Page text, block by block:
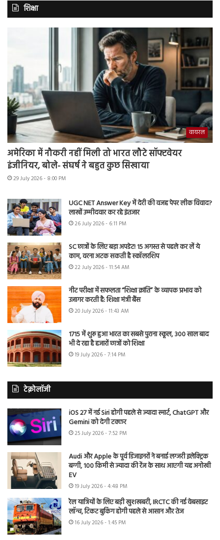
शिक्षा
वायरल
अमेरिका में नौकरी नहीं मिली तो भारत लौटे सॉफ्टवेयर
इंजीनियर, बोले- संघर्ष ने बहुत कुछ सिखाया
29 July 2026 - 8:00 PM
UGC NET Answer Key में देरी की वजह पेपर लीक विवाद?
लाखों उम्मीदवार कर रहे इंतजार
26 July 2026 - 6:11 PM
SC छात्रों के लिए बड़ा अपडेट! 15 अगस्त से पहले कर लें ये
काम, वरना अटक सकती है स्कॉलरशिप
22 July 2026 - 11:54 AM
नीट परीक्षा में सफलता “शिक्षा क्रांति” के व्यापक प्रभाव को
उजागर करती है: शिक्षा मंत्री बैंस
20 July 2026 - 11:43 AM
1715 में शुरू हुआ भारत का सबसे पुराना स्कूल, 300 साल बाद
भी दे रहा है हजारों छात्रों को शिक्षा
19 July 2026 - 7:14 PM
टेक्नोलॉजी
iOS 27 में नई Siri होगी पहले से ज्यादा स्मार्ट, ChatGPT और
Gemini को देगी टक्कर
25 July 2026 - 7:52 PM
Audi और Apple के पूर्व डिजाइनरों ने बनाई लग्जरी इलेक्ट्रिक
बग्गी, 100 किमी से ज्यादा की रेंज के साथ आएगी यह अनोखी
EV
19 July 2026 - 4:48 PM
रेल यात्रियों के लिए बड़ी खुशखबरी, IRCTC की नई वेबसाइट
लॉन्च, टिकट बुकिंग होगी पहले से आसान और तेज
16 July 2026 - 1:45 PM